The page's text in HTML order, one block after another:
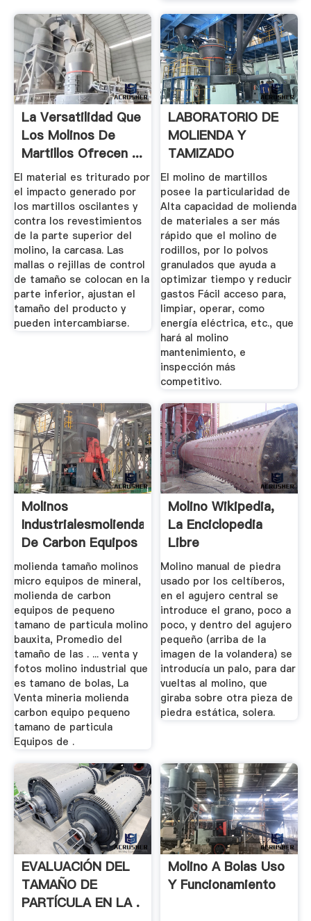
La Versatilidad Que
Los Molinos De
Martillos Ofrecen ...
El material es triturado por
el impacto generado por
los martillos oscilantes y
contra los revestimientos
de la parte superior del
molino, la carcasa. Las
mallas o rejillas de control
de tamaño se colocan en la
parte inferior, ajustan el
tamaño del producto y
pueden intercambiarse.
LABORATORIO DE
MOLIENDA Y
TAMIZADO
El molino de martillos
posee la particularidad de
Alta capacidad de molienda
de materiales a ser más
rápido que el molino de
rodillos, por lo polvos
granulados que ayuda a
optimizar tiempo y reducir
gastos Fácil acceso para,
limpiar, operar, como
energía eléctrica, etc., que
hará al molino
mantenimiento, e
inspección más
competitivo.
Molinos
Industrialesmolienda
De Carbon Equipos
De Pequeno ...
molienda tamaño molinos
micro equipos de mineral,
molienda de carbon
equipos de pequeno
tamano de particula molino
bauxita, Promedio del
tamaño de las . ... venta y
fotos molino industrial que
es tamano de bolas, La
Venta mineria molienda
carbon equipo pequeno
tamano de particula
Equipos de .
Molino Wikipedia,
La Enciclopedia
Libre
Molino manual de piedra
usado por los celtíberos,
en el agujero central se
introduce el grano, poco a
poco, y dentro del agujero
pequeño (arriba de la
imagen de la volandera) se
introducía un palo, para dar
vueltas al molino, que
giraba sobre otra pieza de
piedra estática, solera.
EVALUACIÓN DEL
TAMAÑO DE
PARTÍCULA EN LA .
Molino A Bolas Uso
Y Funcionamiento